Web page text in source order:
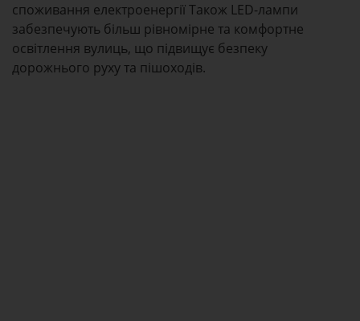
споживання електроенергії Також LED-лампи
забезпечують більш рівномірне та комфортне
освітлення вулиць, що підвищує безпеку
дорожнього руху та пішоходів.